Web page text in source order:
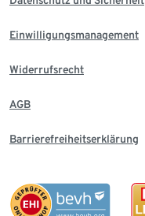
Einwilligungsmanagement
Widerrufsrecht
AGB
Barrierefreiheitserklärung